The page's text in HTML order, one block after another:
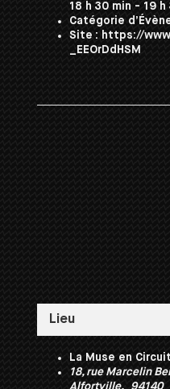
18 h 30 min - 19 h
Catégorie
Site : https://
_EEOrDdHSM
Lieu
La Muse en Circuit
18, rue Marcelin